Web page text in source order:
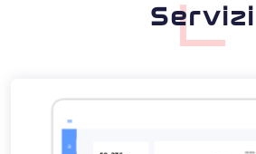
Servizi